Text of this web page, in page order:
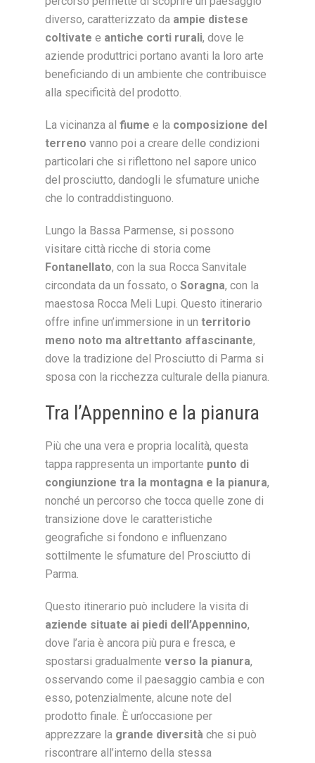
diverso, caratterizzato da ampie distese
coltivate e antiche corti rurali, dove le
aziende produttrici portano avanti la loro arte
beneficiando di un ambiente che contribuisce
alla specificità del prodotto.
La vicinanza al fiume e la composizione del
terreno vanno poi a creare delle condizioni
particolari che si riflettono nel sapore unico
del prosciutto, dandogli le sfumature uniche
che lo contraddistinguono.
Lungo la Bassa Parmense, si possono
visitare città ricche di storia come
Fontanellato, con la sua Rocca Sanvitale
circondata da un fossato, o Soragna, con la
maestosa Rocca Meli Lupi. Questo itinerario
offre infine un’immersione in un territorio
meno noto ma altrettanto affascinante,
dove la tradizione del Prosciutto di Parma si
sposa con la ricchezza culturale della pianura.
Tra l’Appennino e la pianura
Più che una vera e propria località, questa
tappa rappresenta un importante punto di
congiunzione tra la montagna e la pianura,
nonché un percorso che tocca quelle zone di
transizione dove le caratteristiche
geografiche si fondono e influenzano
sottilmente le sfumature del Prosciutto di
Parma.
Questo itinerario può includere la visita di
aziende situate ai piedi dell’Appennino,
dove l’aria è ancora più pura e fresca, e
spostarsi gradualmente verso la pianura,
osservando come il paesaggio cambia e con
esso, potenzialmente, alcune note del
prodotto finale. È un’occasione per
apprezzare la grande diversità che si può
riscontrare all’interno della stessa